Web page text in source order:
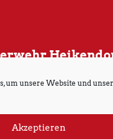
um unsere Website und
AkzeptierenDatenschutz